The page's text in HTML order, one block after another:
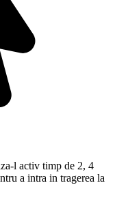
l activ timp de 2, 4
a intra in tragerea la